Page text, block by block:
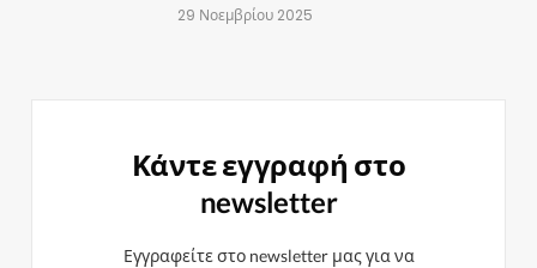
29 Νοεμβρίου 2025
Κάντε εγγραφή στο
newsletter
Εγγραφείτε στο newsletter μας για να